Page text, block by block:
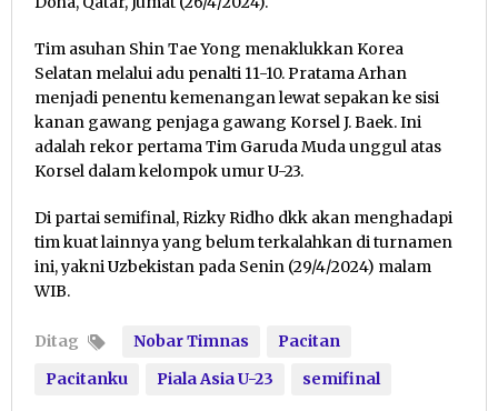
Tim asuhan Shin Tae Yong menaklukkan Korea
Selatan melalui adu penalti 11-10. Pratama Arhan
menjadi penentu kemenangan lewat sepakan ke sisi
kanan gawang penjaga gawang Korsel J. Baek. Ini
adalah rekor pertama Tim Garuda Muda unggul atas
Korsel dalam kelompok umur U-23.
Di partai semifinal, Rizky Ridho dkk akan menghadapi
tim kuat lainnya yang belum terkalahkan di turnamen
ini, yakni Uzbekistan pada Senin (29/4/2024) malam
WIB.
Ditag Nobar Timnas
Pacitan
Pacitanku
Piala Asia U-23 semifinal